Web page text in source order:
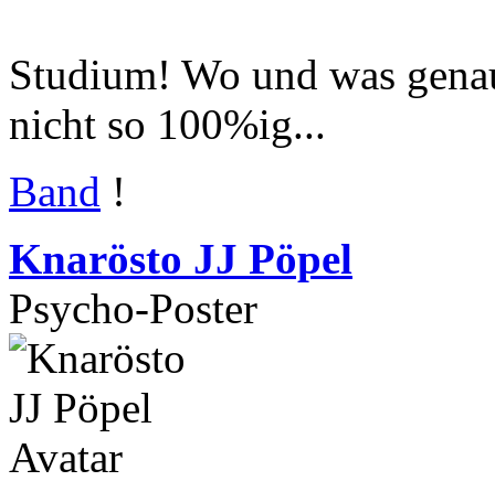
Studium! Wo und was
nicht so 100%ig...
Band !
Knarösto JJ Pöpel
Psycho-Poster